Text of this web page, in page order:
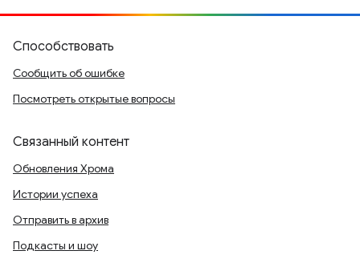
Способствовать
Сообщить об ошибке
Посмотреть открытые вопросы
Связанный контент
Обновления Хрома
Истории успеха
Отправить в архив
Подкасты и шоу